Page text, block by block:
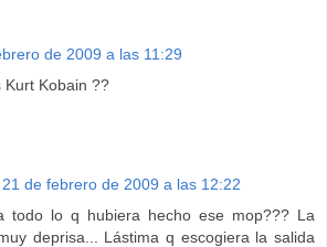
de 2009 a las 11:29
Kurt Kobain ??
21 de febrero de 2009 a las 12:22
todo lo q hubiera hecho ese mop??? La
deprisa... Lástima q escogiera la salida